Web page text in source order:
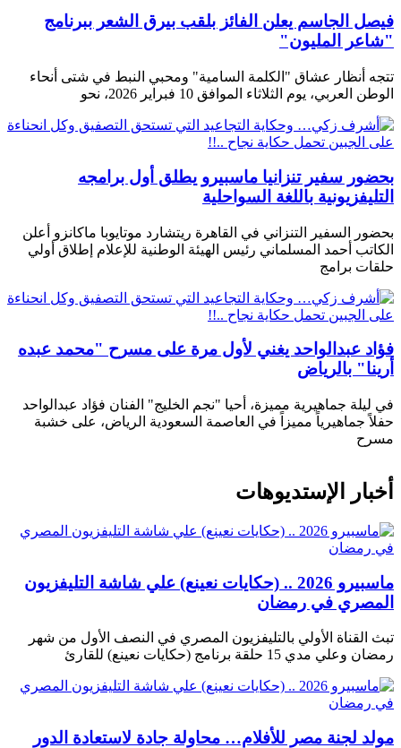
فيصل الجاسم يعلن الفائز بلقب بيرق الشعر ببرنامج
"شاعر المليون"
تتجه أنظار عشاق "الكلمة السامية" ومحبي النبط في شتى أنحاء
الوطن العربي، يوم الثلاثاء الموافق 10 فبراير 2026، نحو
بحضور سفير تنزانيا ماسبيرو يطلق أول برامجه
التليفزيونية باللغة السواحلية
بحضور السفير التنزاني في القاهرة ريتشارد موتايوبا ماكانزو أعلن
الكاتب أحمد المسلماني رئيس الهيئة الوطنية للإعلام إطلاق أولي
حلقات برامج
فؤاد عبدالواحد يغني لأول مرة على مسرح "محمد عبده
أرينا" بالرياض
في ليلة جماهيرية مميزة، أحيا "نجم الخليج" الفنان فؤاد عبدالواحد
حفلاً جماهيرياً مميزاً في العاصمة السعودية الرياض، على خشبة
مسرح
أخبار الإستديوهات
ماسبيرو 2026 .. (حكايات نعينع) علي شاشة التليفزيون
المصري في رمضان
تبث القناة الأولي بالتليفزيون المصري في النصف الأول من شهر
رمضان وعلي مدي 15 حلقة برنامج (حكايات نعينع) للقارئ
مولد لجنة مصر للأفلام… محاولة جادة لاستعادة الدور